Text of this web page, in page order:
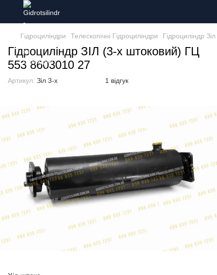
Гідроциліндри Телескопічні Гідроциліндри Гідроциліндр Зіл
Гідроциліндр ЗІЛ (3-х штоковий) ГЦ
553 8603010 27
Артикул: Зіл 3-х 1 відгук